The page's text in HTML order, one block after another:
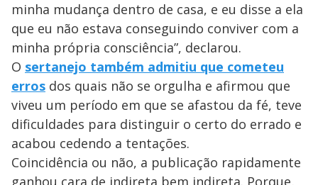
minha mudança dentro de casa, e eu disse a ela
que eu não estava conseguindo conviver com a
minha própria consciência”, declarou.
O sertanejo também admitiu que cometeu
erros dos quais não se orgulha e afirmou que
viveu um período em que se afastou da fé, teve
dificuldades para distinguir o certo do errado e
acabou cedendo a tentações.
Coincidência ou não, a publicação rapidamente